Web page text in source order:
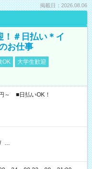
掲載日：2026.08.06
！＃日払い＊イ
お仕事
OK
大学生歓迎
～ ■日払いOK！
/ …